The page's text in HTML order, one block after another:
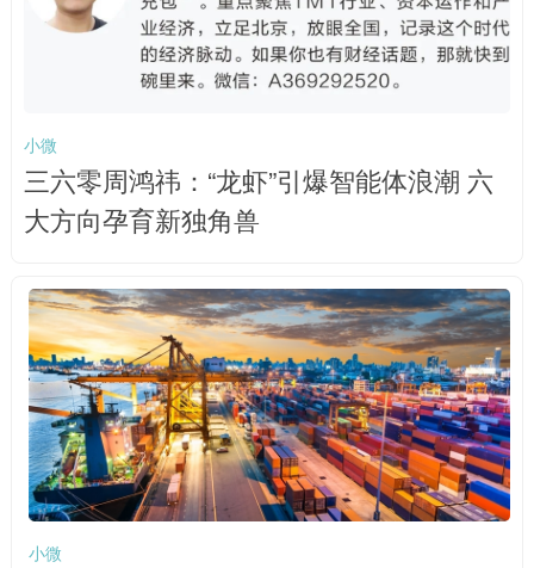
小微
三六零周鸿祎：“龙虾”引爆智能体浪潮 六
大方向孕育新独角兽
小微